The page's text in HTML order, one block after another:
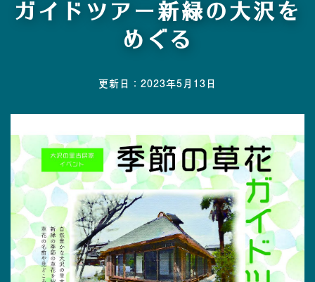
ガイドツアー新緑の大沢を
めぐる
更新日：2023年5月13日